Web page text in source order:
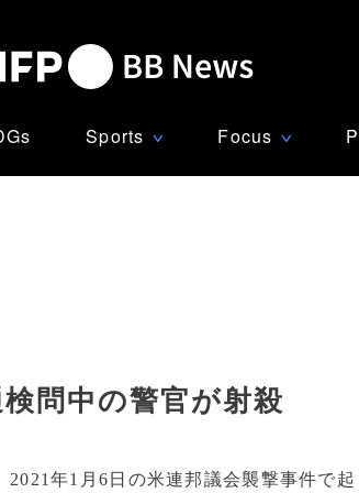
Sports ∨ Focus ∨
問中の警官が射殺
2021年1月6日の米連邦議会襲撃事件で起